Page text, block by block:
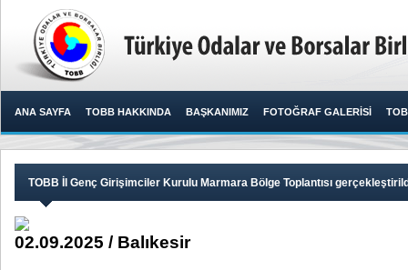
ANA SAYFA TOBB HAKKINDA BAŞKANIMIZ FOTOĞRAF GALERİSİ
TOBB İl Genç Girişimciler Kurulu Marmara Bölge Toplantısı
02.09.2025 / Balıkesir